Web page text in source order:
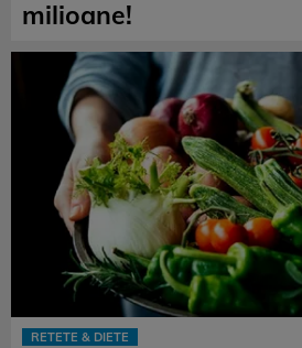
milioane!
RETETE & DIETE